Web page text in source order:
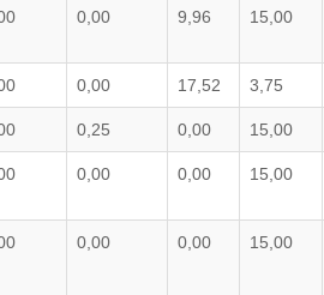
0,00 9,96 15,00
0,00 17,52 3,75
0,25 0,00 15,00
0,00 0,00 15,00
0,00 0,00 15,00